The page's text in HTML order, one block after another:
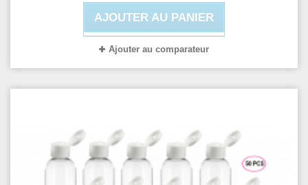
AJOUTER AU PANIER
Ajouter au comparateur